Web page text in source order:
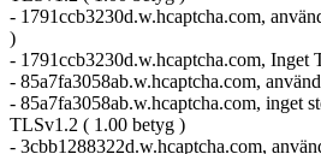
- 1791ccb3230d.w.hcaptcha.com,
)
- 1791ccb3230d.w.hcaptcha.com, Inget
- 85a7fa3058ab.w.hcaptcha.com,
- 85a7fa3058ab.w.hcaptcha.com, inget
TLSv1.2 ( 1.00 betyg )
- 3cbb1288322d.w.hcaptcha.com,